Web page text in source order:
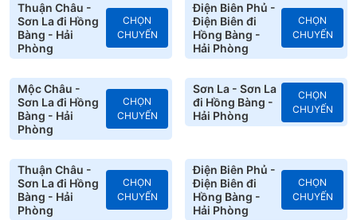
Thuận Châu -
Sơn La đi Hồng
Bàng - Hải
Phòng
CHỌN
CHUYẾN
Điện Biên Phủ -
Điện Biên đi
Hồng Bàng -
Hải Phòng
CHỌN
CHUYẾN
Mộc Châu -
Sơn La đi Hồng
Bàng - Hải
Phòng
CHỌN
CHUYẾN
Sơn La - Sơn La
đi Hồng Bàng -
Hải Phòng
CHỌN
CHUYẾN
Thuận Châu -
Sơn La đi Hồng
Bàng - Hải
Phòng
CHỌN
CHUYẾN
Điện Biên Phủ -
Điện Biên đi
Hồng Bàng -
Hải Phòng
CHỌN
CHUYẾN